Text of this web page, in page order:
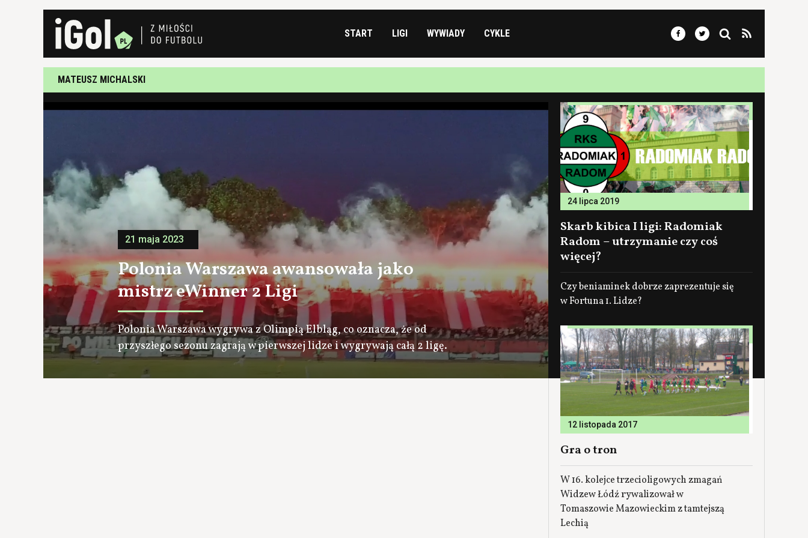
START LIGI WYWIADY CYKLE
MATEUSZ MICHALSKI
21 maja 2023
Polonia Warszawa awansowała jako
mistrz eWinner 2 Ligi
Polonia Warszawa wygrywa z Olimpią Elbląg, co oznacza, że od
przyszłego sezonu zagrają w pierwszej lidze i wygrywają całą 2 ligę.
24 lipca 2019
Skarb kibica I ligi: Radomiak
Radom – utrzymanie czy coś
więcej?
Czy beniaminek dobrze zaprezentuje się
w Fortuna 1. Lidze?
12 listopada 2017
Gra o tron
W 16. kolejce trzecioligowych zmagań
Widzew Łódź rywalizował w
Tomaszowie Mazowieckim z tamtejszą
Lechią